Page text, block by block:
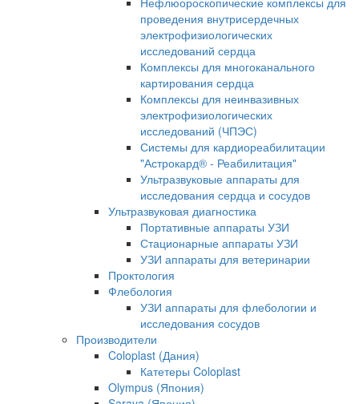
проведения внутрисердечных
электрофизиологических
исследований сердца
Комплексы для многоканального
картирования сердца
Комплексы для неинвазивных
электрофизиологических
исследований (ЧПЭС)
Системы для кардиореабилитации
"Астрокард® - Реабилитация"
Ультразвуковые аппараты для
исследования сердца и сосудов
Ультразвуковая диагностика
Портативные аппараты УЗИ
Стационарные аппараты УЗИ
УЗИ аппараты для ветеринарии
Проктология
Флебология
УЗИ аппараты для флебологии и
исследования сосудов
Производители
Coloplast (Дания)
Катетеры Coloplast
Olympus (Япония)